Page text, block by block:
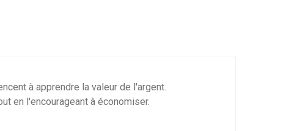
à apprendre la valeur de l'argent.
en l'encourageant à économiser.